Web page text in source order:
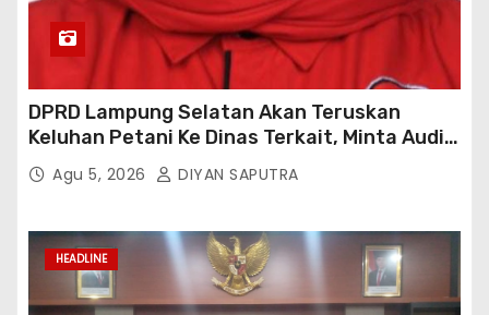
DPRD Lampung Selatan Akan Teruskan
Keluhan Petani Ke Dinas Terkait, Minta Audit
Penyaluran Pupuk Bersubsidi Di Desa Budi
Lestari
Agu 5, 2026 DIYAN SAPUTRA
HEADLINE